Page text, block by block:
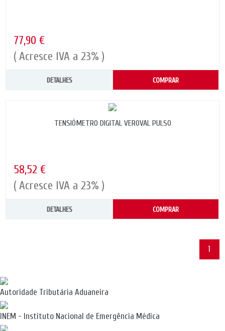
77,90 €
( Acresce IVA a 23% )
DETALHES COMPRAR
TENSIÓMETRO DIGITAL VEROVAL PULSO
58,52 €
( Acresce IVA a 23% )
DETALHES COMPRAR
1
Autoridade Tributária Aduaneira
INEM - Instituto Nacional de Emergência Médica